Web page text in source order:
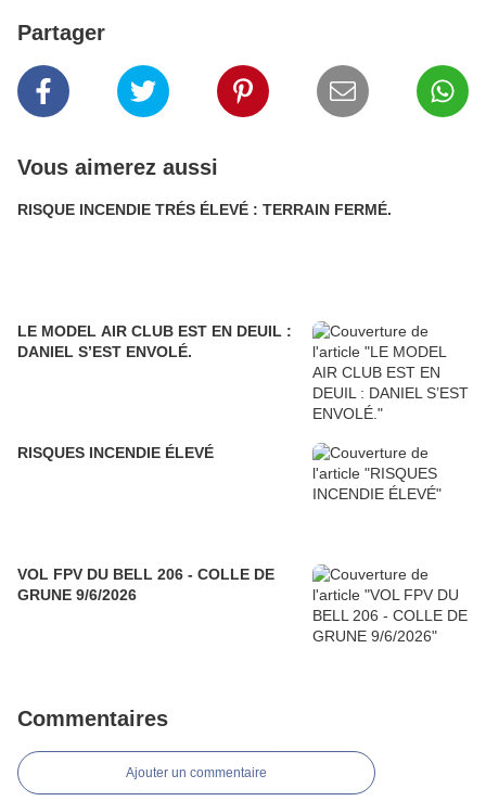
Partager
Vous aimerez aussi
RISQUE INCENDIE TRÉS ÉLEVÉ : TERRAIN FERMÉ.
LE MODEL AIR CLUB EST EN DEUIL :
DANIEL S’EST ENVOLÉ.
RISQUES INCENDIE ÉLEVÉ
VOL FPV DU BELL 206 - COLLE DE
GRUNE 9/6/2026
Commentaires
Ajouter un commentaire